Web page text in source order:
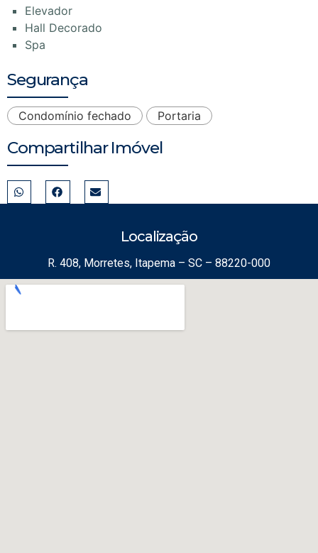
Elevador
Hall Decorado
Spa
Segurança
Condomínio fechado Portaria
Compartilhar Imóvel
Localização
R. 408, Morretes, Itapema – SC – 88220-000